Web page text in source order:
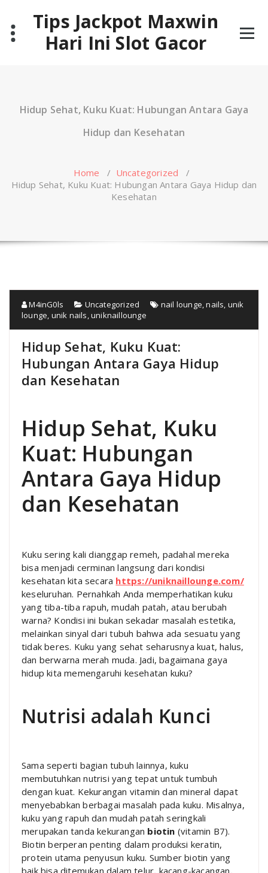
content
Tips Jackpot Maxwin
Hari Ini Slot Gacor
Hidup Sehat, Kuku Kuat: Hubungan Antara Gaya
Hidup dan Kesehatan
Home / Uncategorized /
Hidup Sehat, Kuku Kuat: Hubungan Antara Gaya Hidup dan
Kesehatan
M4inG0ls Uncategorized nail lounge ,nails unik
lounge unik nails ,uniknaillounge
Hidup Sehat, Kuku Kuat:
Hubungan Antara Gaya Hidup
dan Kesehatan
Hidup Sehat, Kuku
Kuat: Hubungan
Antara Gaya Hidup
dan Kesehatan
Kuku sering kali dianggap remeh, padahal mereka
bisa menjadi cerminan langsung dari kondisi
kesehatan kita secara https://uniknaillounge.com/
keseluruhan. Pernahkah Anda memperhatikan kuku
yang tiba-tiba rapuh, mudah patah, atau berubah
warna? Kondisi ini bukan sekadar masalah estetika,
melainkan sinyal dari tubuh bahwa ada sesuatu yang
tidak beres. Kuku yang sehat seharusnya kuat, halus,
dan berwarna merah muda. Jadi, bagaimana gaya
hidup kita memengaruhi kesehatan kuku?
Nutrisi adalah Kunci
Sama seperti bagian tubuh lainnya, kuku
membutuhkan nutrisi yang tepat untuk tumbuh
dengan kuat. Kekurangan vitamin dan mineral dapat
menyebabkan berbagai masalah pada kuku. Misalnya,
kuku yang rapuh dan mudah patah seringkali
merupakan tanda kekurangan biotin (vitamin B7).
Biotin berperan penting dalam produksi keratin,
protein utama penyusun kuku. Sumber biotin yang
baik bisa ditemukan dalam telur, kacang-kacangan,